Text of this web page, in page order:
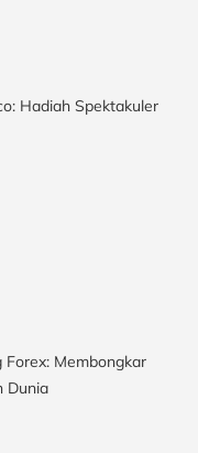
Hadiah Spektakuler
Forex: Membongkar
Dunia